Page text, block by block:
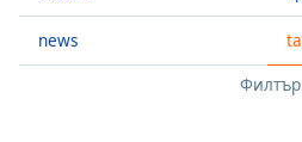
Skipnews